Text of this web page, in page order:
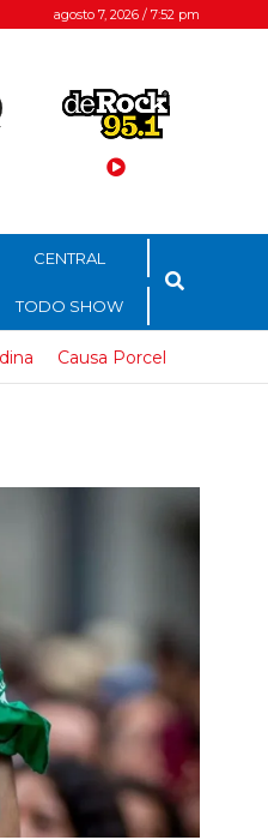
agosto 7, 2026 / 7:52 pm
CENTRAL
TODO SHOW
Causa Porcel